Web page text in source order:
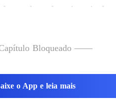
Bloqueado ——
o App e leia mais